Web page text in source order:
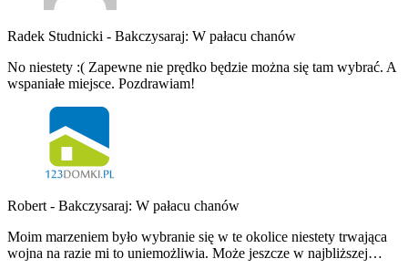
Radek Studnicki - Bakczysaraj: W pałacu chanów
No niestety :( Zapewne nie prędko będzie można się tam wybrać. A
wspaniałe miejsce. Pozdrawiam!
Robert - Bakczysaraj: W pałacu chanów
Moim marzeniem było wybranie się w te okolice niestety trwająca
wojna na razie mi to uniemożliwia. Może jeszcze w najbliższej…